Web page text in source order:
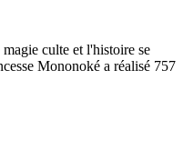
culte et l'histoire se
Mononoké a réalisé 757